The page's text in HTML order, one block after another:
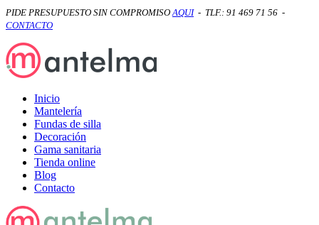
PIDE PRESUPUESTO SIN COMPROMISOAQUI- TLF.: 91 469 71 56 -
CONTACTO
Inicio
Mantelería
Fundas de silla
Decoración
Gama sanitaria
Tienda online
Blog
Contacto